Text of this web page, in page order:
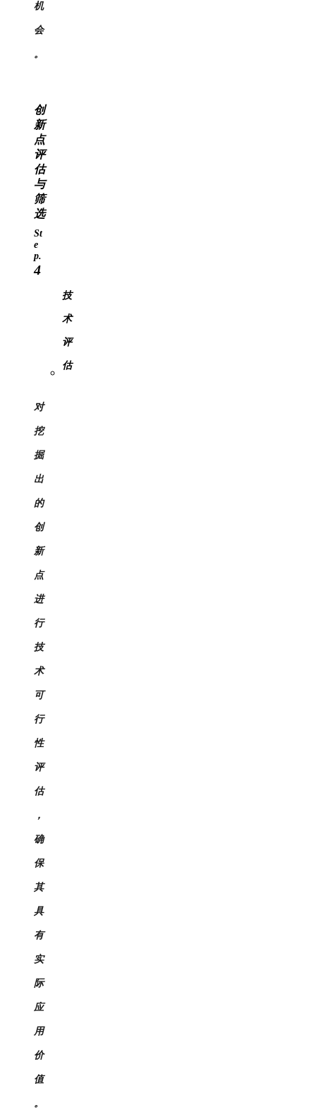
机
会
。
创
新
点
评
估
与
筛
选
St
e
p.
4
技
术
评
估
对
挖
掘
出
的
创
新
点
进
行
技
术
可
行
性
评
估
，
确
保
其
具
有
实
际
应
用
价
值
。